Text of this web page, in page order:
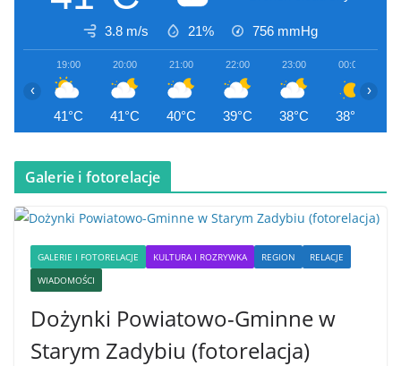
3.8 m/s 21% 756 mmHg
19:00
41°C
20:00
41°C
21:00
40°C
22:00
39°C
23:00
38°C
00:00
38°C
‹ ›
Galerie i fotorelacje
GALERIE I FOTORELACJE KULTURA I ROZRYWKA REGION
RELACJE
WIADOMOŚCI
Dożynki Powiatowo-Gminne w
Starym Zadybiu (fotorelacja)